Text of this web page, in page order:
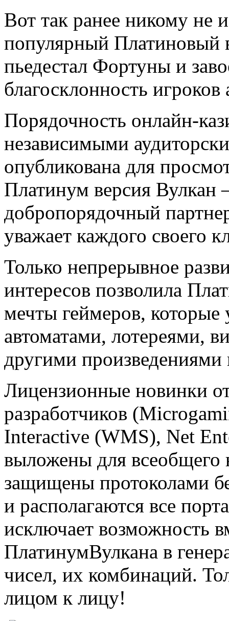
Вот так ранее никому не
популярный Платиновый
пьедестал Фортуны и
благосклонность игроков
Порядочность онлайн-
независимыми
опубликована для
Платинум версия Вулкан
добропорядочный
уважает каждого своего
Только непрерывное
интересов позволила
мечты геймеров, которые
автоматами, лотереями,
другими произведениями
Лицензионные новинки
разработчиков
Interactive (WMS), Net
выложены для
защищены протоколами
и располагаются все
исключает возможность
ПлатинумВулкана в
чисел, их комбинаций.
лицом к лицу!